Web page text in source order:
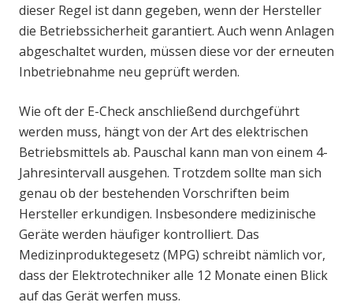
dieser Regel ist dann gegeben, wenn der Hersteller
die Betriebssicherheit garantiert. Auch wenn Anlagen
abgeschaltet wurden, müssen diese vor der erneuten
Inbetriebnahme neu geprüft werden.
Wie oft der E-Check anschließend durchgeführt
werden muss, hängt von der Art des elektrischen
Betriebsmittels ab. Pauschal kann man von einem 4-
Jahresintervall ausgehen. Trotzdem sollte man sich
genau ob der bestehenden Vorschriften beim
Hersteller erkundigen. Insbesondere medizinische
Geräte werden häufiger kontrolliert. Das
Medizinproduktegesetz (MPG) schreibt nämlich vor,
dass der Elektrotechniker alle 12 Monate einen Blick
auf das Gerät werfen muss.